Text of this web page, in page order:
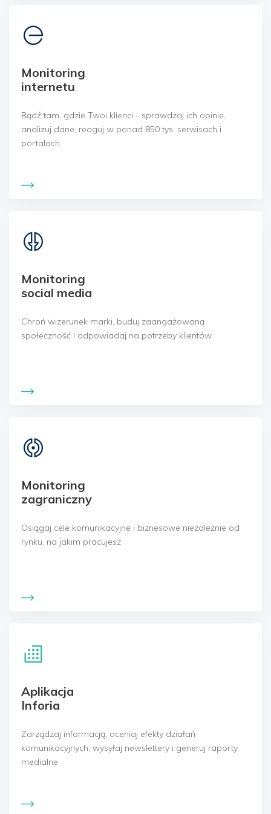
Monitoring
internetu
Bądź tam, gdzie Twoi klienci - sprawdzaj ich opinie,
analizuj dane, reaguj w ponad 850 tys. serwisach i
portalach
Monitoring
social media
Chroń wizerunek marki, buduj zaangażowaną
społeczność i odpowiadaj na potrzeby klientów
Monitoring
zagraniczny
Osiągaj cele komunikacyjne i biznesowe niezależnie od
rynku, na jakim pracujesz
Aplikacja
Inforia
Zarządzaj informacją, oceniaj efekty działań
komunikacyjnych, wysyłaj newslettery i generuj raporty
medialne